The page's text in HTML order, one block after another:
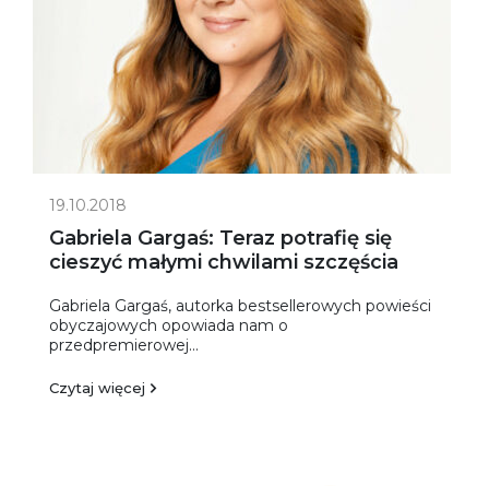
19.10.2018
Gabriela Gargaś: Teraz potrafię się
cieszyć małymi chwilami szczęścia
Gabriela Gargaś, autorka bestsellerowych powieści
obyczajowych opowiada nam o
przedpremierowej...
Czytaj więcej